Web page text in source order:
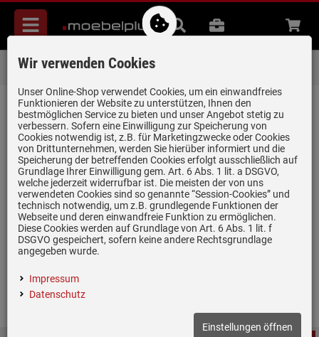
Menü
Suche
B2B Beratung
Lieferung zum
Startseite Kühlen & Gefrieren Einbaugefrierschränke
Einbaugefrierschränke (32)
AEG Bosch NEFF Siemens V-ZUG Amica
Unsichtbar hinter der Küchenfront integriert, bietet ein
Einbaugefrierschrank jede Menge Stauraum und leistungsstarke
Gefriertechnik. Moderne Geräte arbeiten
und verfügen über
Unterbau: Entdecken Sie jetzt Gefrierschränke zum Einbau von
Wir verwenden Cookies
Unser Online-Shop verwendet Cookies, um ein einwandfreies
Funktionieren der Website zu unterstützen, Ihnen den
bestmöglichen Service zu bieten und unser Angebot stetig zu
verbessern. Sofern eine Einwilligung zur Speicherung von
Cookies notwendig ist, z.B. für Marketingzwecke oder Cookies
von Drittunternehmen, werden Sie hierüber informiert und die
Speicherung der betreffenden Cookies erfolgt ausschließlich auf
Grundlage Ihrer Einwilligung gem. Art. 6 Abs. 1 lit. a DSGVO,
welche jederzeit widerrufbar ist. Die meisten der von uns
verwendeten Cookies sind so genannte “Session-Cookies” und
technisch notwendig, um z.B. grundlegende Funktionen der
Webseite und deren einwandfreie Funktion zu ermöglichen.
Diese Cookies werden auf Grundlage von Art. 6 Abs. 1 lit. f
DSGVO gespeichert, sofern keine andere Rechtsgrundlage
angegeben wurde.
Impressum
Datenschutz
Einstellungen öffnen